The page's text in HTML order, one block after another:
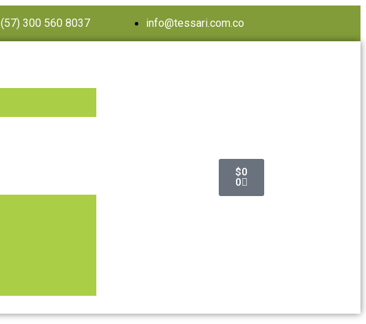
(57) 300 560 8037 info@tessari.com.co
$0
0